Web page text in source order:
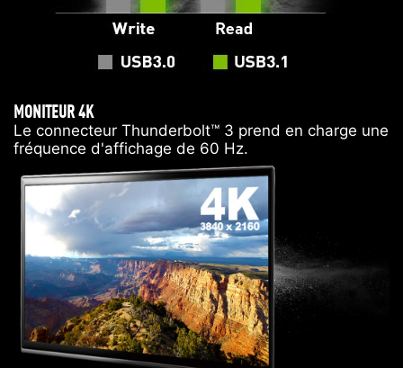
MONITEUR 4K
Le connecteur Thunderbolt™ 3 prend en charge une
fréquence d'affichage de 60 Hz.